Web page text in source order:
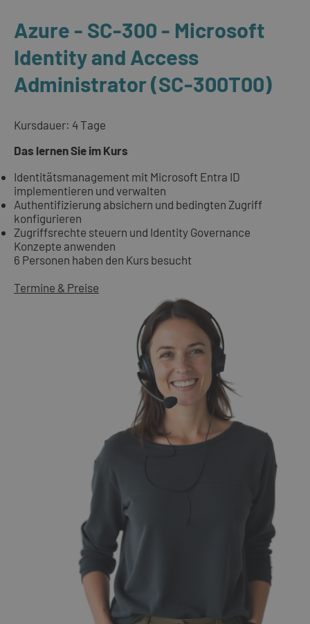
Azure - SC-300 - Microsoft
Identity and Access
Administrator (SC-300T00)
Kursdauer: 4 Tage
Das lernen Sie im Kurs
Identitätsmanagement mit Microsoft Entra ID
implementieren und verwalten
Authentifizierung absichern und bedingten Zugriff
konfigurieren
Zugriffsrechte steuern und Identity Governance
Konzepte anwenden
6 Personen haben den Kurs besucht
Termine & Preise